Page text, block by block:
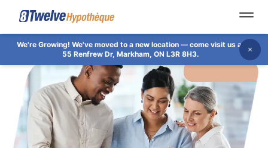
We're Growing! We've moved to a new location — come visit us at
55 Renfrew Dr, Markham, ON L3R 8H3.